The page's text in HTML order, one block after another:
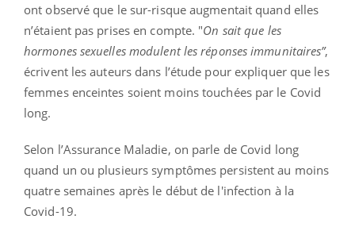
ont observé que le sur-risque augmentait quand elles
n’étaient pas prises en compte. "On sait que les
hormones sexuelles modulent les réponses immunitaires”,
écrivent les auteurs dans l’étude pour expliquer que les
femmes enceintes soient moins touchées par le Covid
long.
Selon l’Assurance Maladie, on parle de Covid long
quand un ou plusieurs symptômes persistent au moins
quatre semaines après le début de l'infection à la
Covid-19.